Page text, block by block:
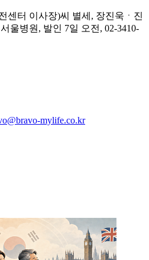
센터 이사장)씨 별세, 장진욱ㆍ진
울병원, 발인 7일 오전, 02-3410-
mylife.co.kr